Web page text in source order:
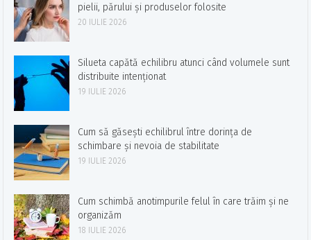
pielii, părului și produselor folosite
20 IULIE 2026
Silueta capătă echilibru atunci când volumele sunt
distribuite intenționat
19 IULIE 2026
Cum să găsești echilibrul între dorința de
schimbare și nevoia de stabilitate
19 IULIE 2026
Cum schimbă anotimpurile felul în care trăim și ne
organizăm
18 IULIE 2026